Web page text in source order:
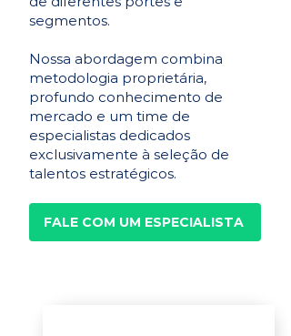
segmentos.
Nossa abordagem combina
metodologia proprietária,
profundo conhecimento de
mercado e um time de
especialistas dedicados
exclusivamente à seleção de
talentos estratégicos.
FALE COM UM ESPECIALISTA